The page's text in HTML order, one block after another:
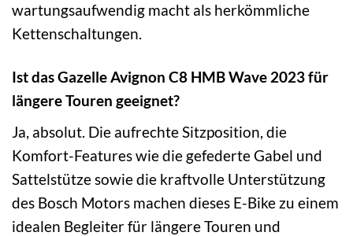
wartungsaufwendig macht als herkömmliche
Kettenschaltungen.
Ist das Gazelle Avignon C8 HMB Wave 2023 für
längere Touren geeignet?
Ja, absolut. Die aufrechte Sitzposition, die
Komfort-Features wie die gefederte Gabel und
Sattelstütze sowie die kraftvolle Unterstützung
des Bosch Motors machen dieses E-Bike zu einem
idealen Begleiter für längere Touren und